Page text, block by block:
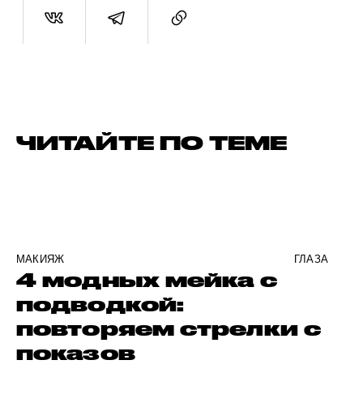
ЧИТАЙТЕ ПО ТЕМЕ
МАКИЯЖ ГЛАЗА
4 модных мейка с
подводкой:
повторяем стрелки с
показов